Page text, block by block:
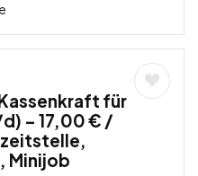
für
– 17,00 € /
Minijob